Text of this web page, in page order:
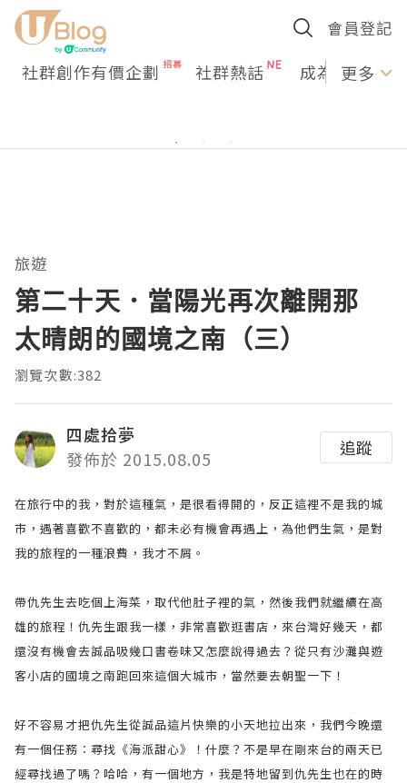
會員登記
社群創作有價企劃 社群熱話 成為U更多
旅遊
第二十天．當陽光再次離開那
太晴朗的國境之南（三）
瀏覽次數:382
四處拾夢
發佈於 2015.08.05
追蹤
在旅行中的我，對於這種氣，是很看得開的，反正這裡不是我的城
市，遇著喜歡不喜歡的，都未必有機會再遇上，為他們生氣，是對
我的旅程的一種浪費，我才不屑。
帶仇先生去吃個上海菜，取代他肚子裡的氣，然後我們就繼續在高
雄的旅程！仇先生跟我一樣，非常喜歡逛書店，來台灣好幾天，都
還沒有機會去誠品吸幾口書卷味又怎麼說得過去？從只有沙灘與遊
客小店的國境之南跑回來這個大城市，當然要去朝聖一下！
好不容易才把仇先生從誠品這片快樂的小天地拉出來，我們今晚還
有一個任務︰尋找《海派甜心》！什麼？不是早在剛來台的兩天已
經尋找過了嗎？哈哈，有一個地方，我是特地留到仇先生也在的時